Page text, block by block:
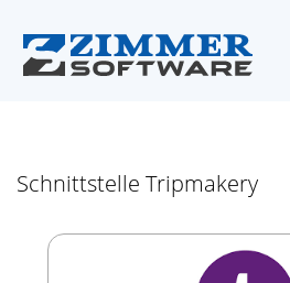
Schnittstelle Tripmakery